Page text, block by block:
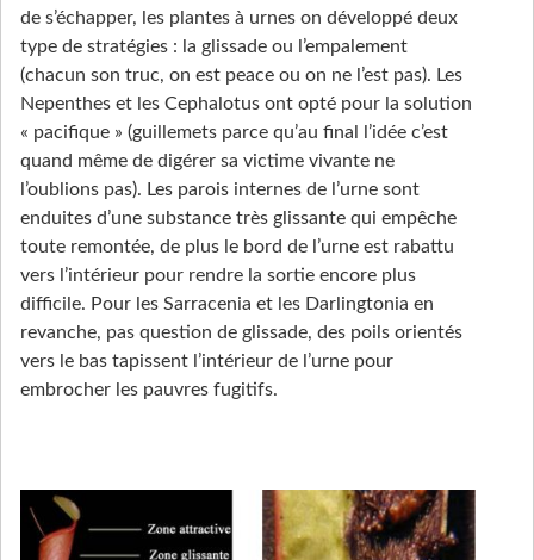
de s’échapper, les plantes à urnes on développé deux
type de stratégies : la glissade ou l’empalement
(chacun son truc, on est peace ou on ne l’est pas). Les
Nepenthes et les Cephalotus ont opté pour la solution
« pacifique » (guillemets parce qu’au final l’idée c’est
quand même de digérer sa victime vivante ne
l’oublions pas). Les parois internes de l’urne sont
enduites d’une substance très glissante qui empêche
toute remontée, de plus le bord de l’urne est rabattu
vers l’intérieur pour rendre la sortie encore plus
difficile. Pour les Sarracenia et les Darlingtonia en
revanche, pas question de glissade, des poils orientés
vers le bas tapissent l’intérieur de l’urne pour
embrocher les pauvres fugitifs.